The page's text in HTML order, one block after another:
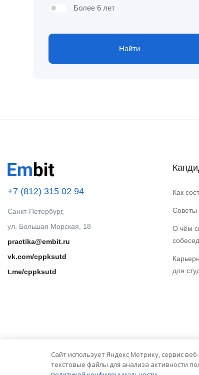
Более 6 лет
Найти
+7 (812) 315 02 94
Санкт-Петербург,
ул. Большая Морская, 18
practika@embit.ru
vk.com/cppksutd
t.me/cppksutd
Как
Советы
О чём
для
© 2025 Embit. Все права защищены.
Сайт использует Яндекс Метрику, сервис
текстовые файлы для анализа активности